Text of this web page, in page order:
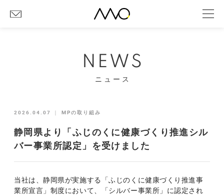
NEWS
ニュース
2026.04.07 ｜ MPの取り組み
静岡県より「ふじのくに健康づくり推進シル
バー事業所認定」を受けました
当社は、静岡県が実施する「ふじのくに健康づくり推進事
業所宣言」制度において、「シルバー事業所」に認定され